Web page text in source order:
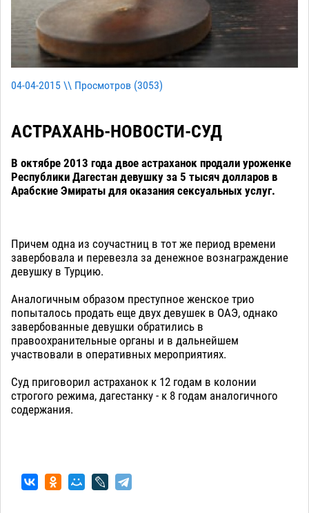
04-04-2015 \\ Просмотров (3053)
АСТРАХАНЬ-НОВОСТИ-СУД
В октябре 2013 года двое астраханок продали уроженке
Республики Дагестан девушку за 5 тысяч долларов в
Арабские Эмираты для оказания сексуальных услуг.
Причем одна из соучастниц в тот же период времени
завербовала и перевезла за денежное вознаграждение
девушку в Турцию.
Аналогичным образом преступное женское трио
попыталось продать еще двух девушек в ОАЭ, однако
завербованные девушки обратились в
правоохранительные органы и в дальнейшем
участвовали в оперативных мероприятиях.
Суд приговорил астраханок к 12 годам в колонии
строгого режима, дагестанку - к 8 годам аналогичного
содержания.